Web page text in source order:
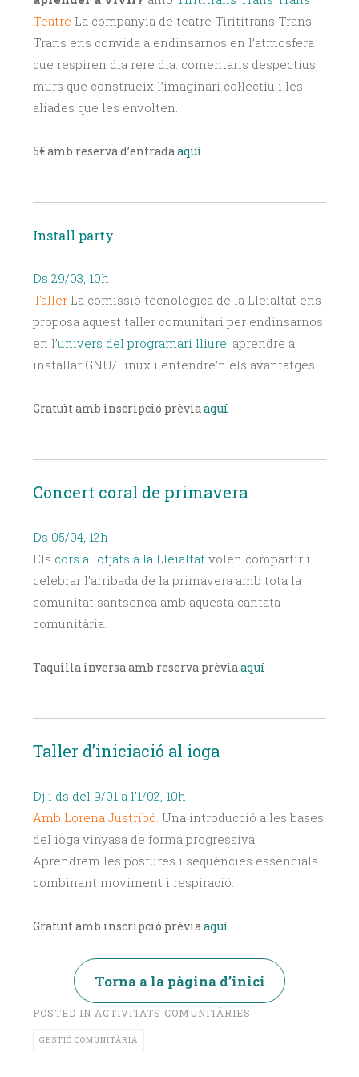
Teatre La companyia de teatre Tirititrans Trans
Trans ens convida a endinsar­nos en l’atmosfera
que respiren dia rere dia: comentaris despectius,
murs que construeix l’imaginari col·lectiu i les
aliades que les envolten.
5€ amb reserva d’entradaaquí
Install party
Ds 29/03, 10h
Taller La comissió tecnològica de la Lleialtat ens
proposa aquest taller comunitari per endinsar­nos
en l’univers del programari lliure, aprendre a
instal·lar GNU/Linux i entendre’n els avantatges.
Gratuït amb inscripció prèviaaquí
Concert coral de primavera
Ds 05/04, 12h
Els cors allotjats a la Lleialtat volen compartir i
celebrar l’arribada de la primavera amb tota la
comunitat santsenca amb aquesta cantata
comunitària.
Taquilla inversa amb reserva prèviaaquí
Taller d’iniciació al ioga
Dj i ds del 9/01 a l’1/02, 10h
Amb Lorena Justribó. Una introducció a les bases
del ioga vinyasa de forma progressiva.
Aprendrem les postures i seqüències essencials
combinant moviment i respiració.
Gratuït amb inscripció prèviaaquí
Torna a la pàgina d’inici
POSTED IN ACTIVITATS COMUNITÀRIES
GESTIÓ COMUNITÀRIA